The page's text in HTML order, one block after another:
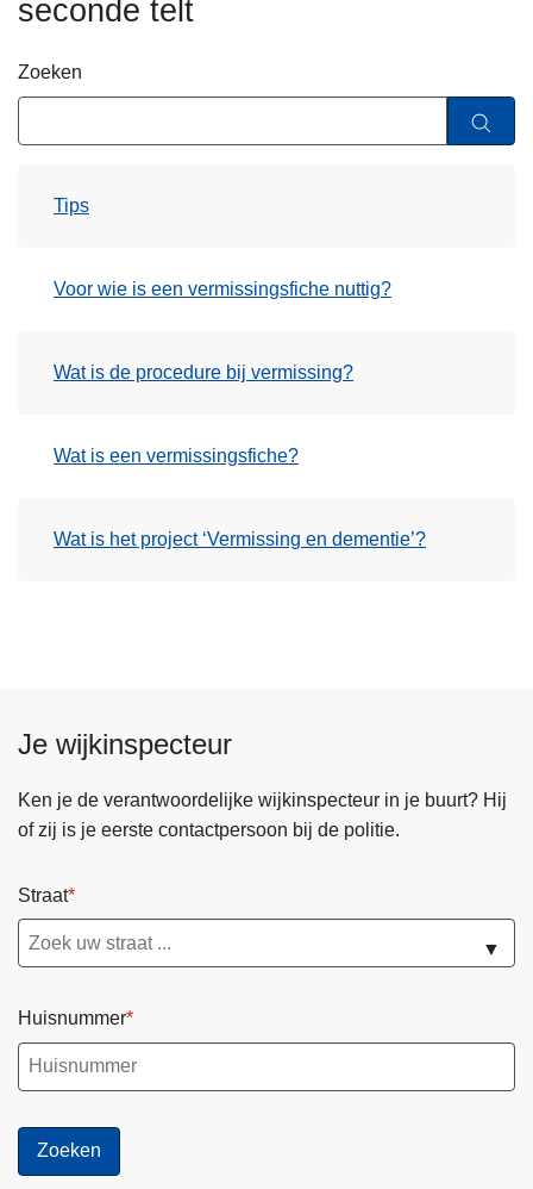
seconde telt
Zoeken
Tips
Voor wie is een vermissingsfiche nuttig?
Wat is de procedure bij vermissing?
Wat is een vermissingsfiche?
Wat is het project ‘Vermissing en dementie’?
Je wijkinspecteur
Ken je de verantwoordelijke wijkinspecteur in je buurt? Hij
of zij is je eerste contactpersoon bij de politie.
Straat
▼
Huisnummer